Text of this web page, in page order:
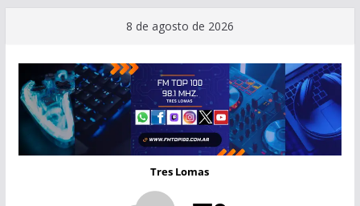
contenido
8 de agosto de 2026
Tres Lomas